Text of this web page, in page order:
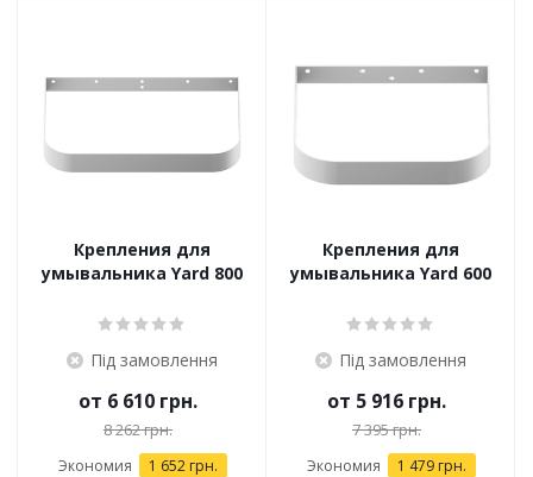
Крепления для
умывальника Yard 800
Під замовлення
от 6 610 грн.
8 262 грн.
Экономия 1 652 грн.
Крепления для
умывальника Yard 600
Під замовлення
от 5 916 грн.
7 395 грн.
Экономия 1 479 грн.